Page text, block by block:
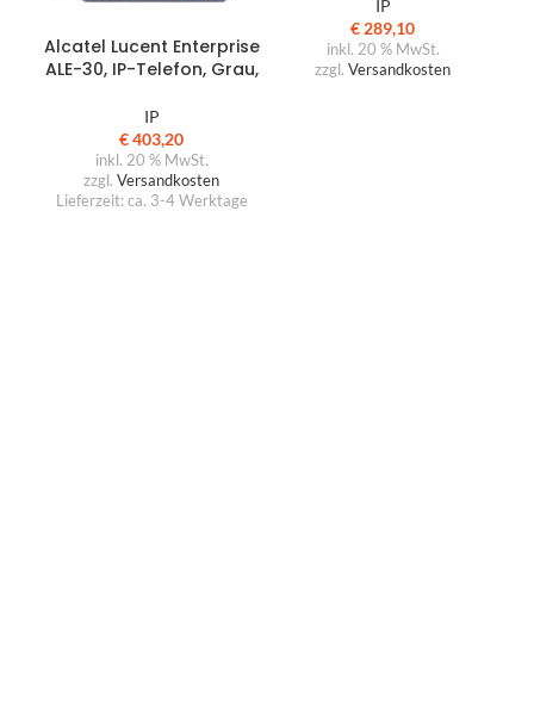
Alcatel Lucent Enterprise
ALE-30, IP-Telefon, Grau,
IP
€403,20
inkl. 20 % MwSt.
zzgl. Versandkosten
Lieferzeit: ca. 3-4 Werktage
IP
€ 289,10
inkl. 20 % MwSt.
zzgl. Versandkosten